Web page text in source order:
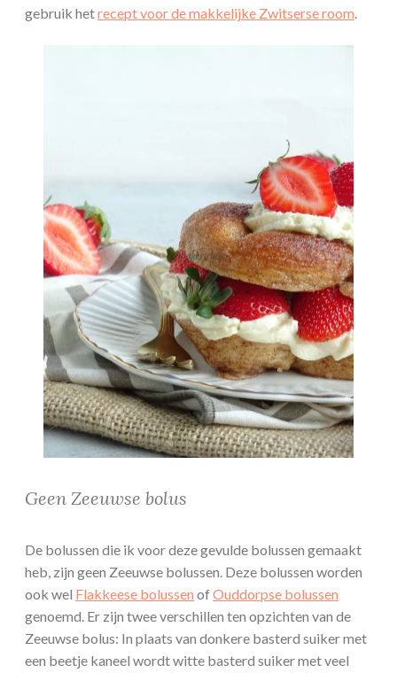
gebruik hetrecept voor de makkelijke Zwitserse room
Geen Zeeuwse bolus
De bolussen die ik voor deze gevulde bolussen gemaakt
heb, zijn geen Zeeuwse bolussen. Deze bolussen worden
ook wel Flakkeese bolussen ofOuddorpse bolussen
genoemd. Er zijn twee verschillen ten opzichten van de
Zeeuwse bolus: In plaats van donkere basterd suiker met
een beetje kaneel wordt witte basterd suiker met veel